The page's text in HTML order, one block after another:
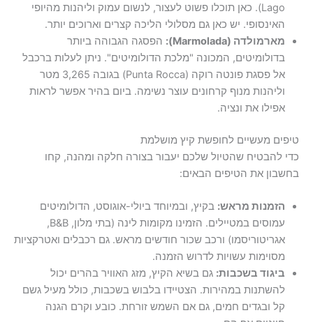
Lago). כאן תוכלו פשוט לעצור, לנשום עמוק וליהנות מהיופי
האינסופי. יש כאן גם מסלולי הליכה קצרים וארוכים יותר.
מארמולדה (Marmolada):
הפסגה הגבוהה ביותר
בדולומיטים, המכונה "מלכת הדולומיטים". ניתן לעלות ברכבל
אל פסגת פונטה רוקה (Punta Rocca) בגובה 3,265 מטר
וליהנות מנוף קרחונים עוצר נשימה. ביום בהיר אפשר לראות
אפילו את ונציה.
טיפים מעשיים לחופשת קיץ מושלמת
כדי להבטיח שהטיול שלכם יעבור בצורה חלקה ומהנה, קחו
בחשבון את הטיפים הבאים:
הזמנות מראש: בקיץ, ובמיוחד ביולי-אוגוסט, הדולומיטים
עמוסים במטיילים. הזמינו מקומות לינה (בתי מלון, B&B,
אגריטוריסמו) ורכב שכור חודשים מראש. גם רכבלים ואטרקציות
מסוימות עשויות לדרוש הזמנה.
ביגוד בשכבות: גם בשיא הקיץ, מזג האוויר בהרים יכול
להשתנות במהירות. הצטיידו בלבוש בשכבות, כולל מעיל גשם
קל ובגדים חמים, גם אם השמש זורחת. כובע וקרם הגנה